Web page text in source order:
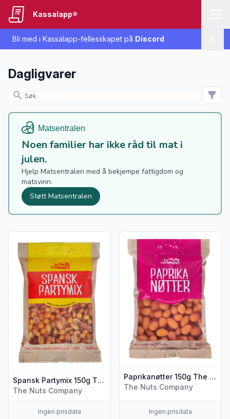
Bli med i Kassalapp-fellesskapet på Discord
Kassalapp®
Dagligvarer
Noen familier har ikke råd til mat i
julen.
Hjelp Matsentralen med å bekjempe fattigdom og
matsvinn.
Støtt Matsentralen
Spansk Partymix 150g The Nuts Company
The Nuts Company
Ingen prisdata
Vis flere detaljer for produktet "Spansk Partymix 150g The
Paprikanøtter 150g The Nuts Company
The Nuts Company
Ingen prisdata
Vis flere detaljer for